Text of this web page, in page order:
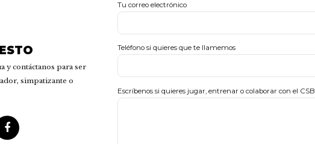
y contáctanos para ser
simpatizante o
Tu correo electrónico
Teléfono si quieres que te llamemos
Escríbenos si quieres jugar, entrenar o colaborar con el CSB